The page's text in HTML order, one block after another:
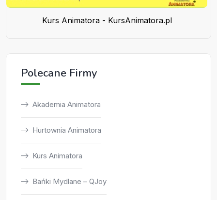
Kurs Animatora - KursAnimatora.pl
Polecane Firmy
Akademia Animatora
Hurtownia Animatora
Kurs Animatora
Bańki Mydlane – QJoy